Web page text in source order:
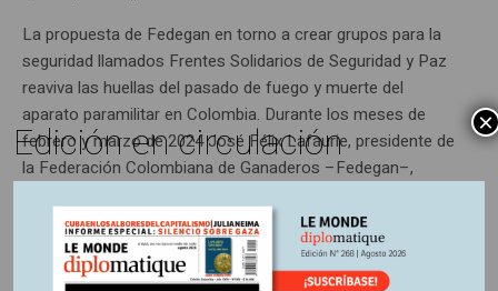
La propuesta de Fedegan en torno a crear grupos para la
seguridad llamados Frentes Solidarios de Seguridad y Paz
reaviva las huellas del pasado de fuego y muerte del
aparato paramilitar en Colombia. Durante los meses de
febrero y marzo de 2024 José Félix Lafaurie, presidente de
la Federación Colombiana de Ganaderos –Fedegan–,
Edición en circulación ×